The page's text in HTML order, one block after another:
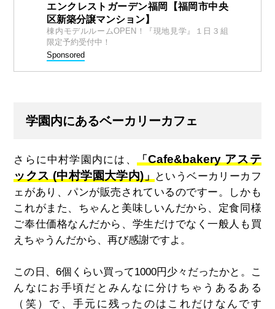
エンクレストガーデン福岡【福岡市中央
区新築分譲マンション】
棟内モデルルームOPEN！『現地見学』１日３組
限定予約受付中！
Sponsored
学園内にあるベーカリーカフェ
さらに中村学園内には、 「Cafe&bakery アステ
ックス(中村学園大学内)」というベーカリーカフ
ェがあり、パンが販売されているのですー。しかも
これがまた、ちゃんと美味しいんだから、定食同様
ご奉仕価格なんだから、学生だけでなく一般人も買
えちゃうんだから、再び感謝ですよ。
この日、 6個くらい買って1000円少々だったかと。こ
んなにお手頃だとみんなに分けちゃうあるある
（笑）で、手元に残ったのはこれだけなんです